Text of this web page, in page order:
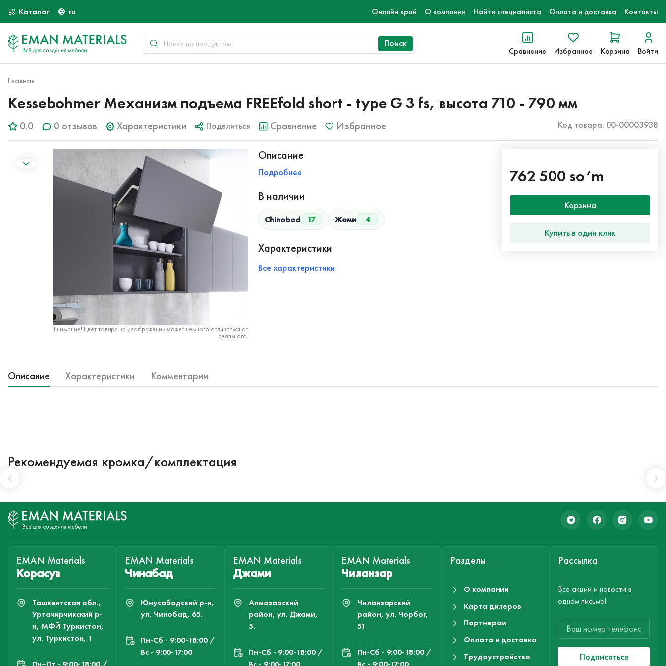
Каталог ru Онлайн крой О компании Найти специалиста Оплата и доставка Контакты
Поиск
Сравнение Избранное Корзина Войти
Главная
Kessebohmer Механизм подъема FREEfold short - type G 3 fs, высота 710 - 790 мм
0.0 0 отзывов Характеристики Поделиться Сравнение Избранное Код товара: 00-00003938
Внимание! Цвет товара на изображении может немного отличаться от
реального.
Описание
Подробнее
В наличии
Chinobod 17 Жоми 4
Характеристики
Все характеристики
762 500 so‘m
Корзина
Купить в один клик
Описание Характеристики Комментарии
Рекомендуемая кромка/комплектация
EMAN Materials
Корасув
Ташкентская обл.,
Уртачирчикский р-
н, МФЙ Туркистон,
ул. Туркистон, 1
Пн–Пт - 9:00-18:00 /
EMAN Materials
Чинабад
Юнусабадский р-н,
ул. Чинобад, 65.
Пн-Cб - 9:00-18:00 /
Вс - 9:00-17:00
EMAN Materials
Джами
Алмазарский
район, ул. Джами,
5.
Пн-Cб - 9:00-18:00 /
Вс - 9:00-17:00
EMAN Materials
Чиланзар
Чиланзарский
район, ул. Чорбог,
51
Пн-Cб - 9:00-18:00 /
Вс - 9:00-17:00
Разделы
О компании
Карта дилеров
Партнерам
Оплата и доставка
Трудоустройство
Рассылка
Все акции и новости в
одном письме!
Подписаться